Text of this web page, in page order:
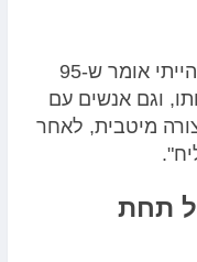
“הטיפול מתאים כמעט לכל אחד. הייתי אומר ש-95
וגם אנשים עם
מיטבית, לאחר
תחת